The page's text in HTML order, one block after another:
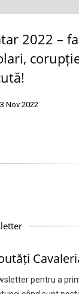
2022 –
3 Nov 2022
pentru a